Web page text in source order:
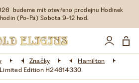
budeme mít otevřeno prodejnu Hodinek
(Po-Pá) Sobota 9-12 hod.
Značky
Hamilton
Edition H24614330